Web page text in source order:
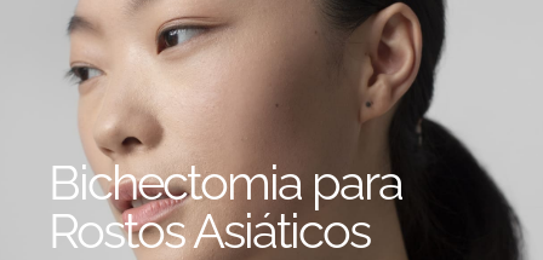
Bichectomia para
Rostos Asiáticos